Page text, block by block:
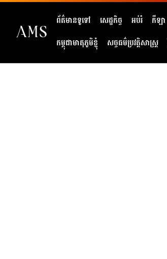
ព័ត៌មានទូទៅ សេដ្ឋកិច្ច អប់រំ កីឡា
កម្ពុជាមាតុភូមិខ្ញុំ
សច្ចធម៌ប្រវត្តិសាស្ត្រ